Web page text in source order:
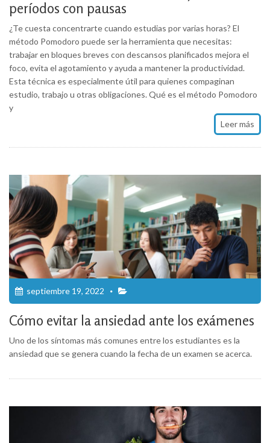
períodos con pausas
¿Te cuesta concentrarte cuando estudias por varias horas? El
método Pomodoro puede ser la herramienta que necesitas:
trabajar en bloques breves con descansos planificados mejora el
foco, evita el agotamiento y ayuda a mantener la productividad.
Esta técnica es especialmente útil para quienes compaginan
estudio, trabajo u otras obligaciones. Qué es el método Pomodoro
y
Leer más
septiembre 19, 2022
Cómo evitar la ansiedad ante los exámenes
Uno de los síntomas más comunes entre los estudiantes es la
ansiedad que se genera cuando la fecha de un examen se acerca.